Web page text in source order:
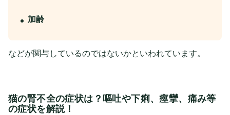
加齢
などが関与しているのではないかといわれています。
猫の腎不全の症状は？嘔吐や下痢、痙攣、痛み等
の症状を解説！